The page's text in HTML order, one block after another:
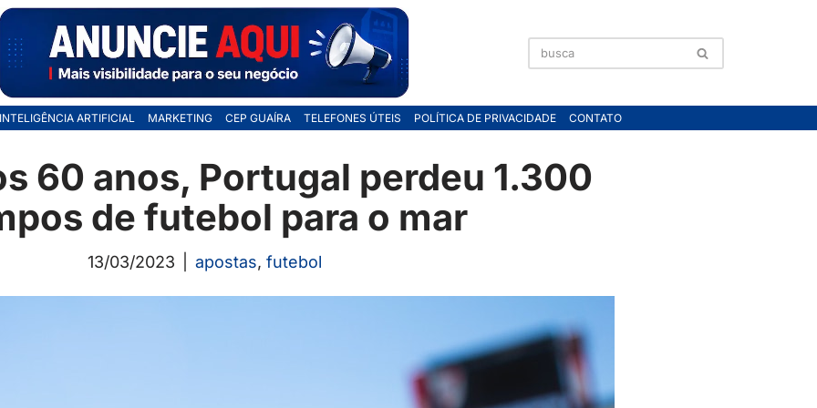
INTELIGÊNCIA ARTIFICIAL MARKETING CEP GUAÍRA TELEFONES ÚTEIS POLÍTICA DE PRIVACIDADE CONTATO
60 anos, Portugal perdeu 1.300
de futebol para o mar
13/03/2023 apostas, futebol